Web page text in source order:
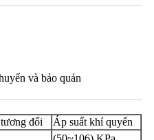
và bảo quản
đối
Áp suất khí quyển